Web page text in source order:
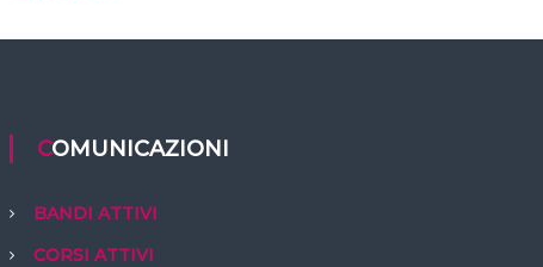
COMUNICAZIONI
BANDI ATTIVI
CORSI ATTIVI